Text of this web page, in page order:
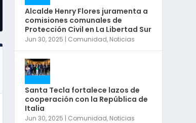
Alcalde Henry Flores juramenta a
comisiones comunales de
Protección Civil en La Libertad Sur
Jun 30, 2025 | Comunidad, Noticias
Santa Tecla fortalece lazos de
cooperación con la República de
Italia
Jun 30, 2025 | Comunidad, Noticias